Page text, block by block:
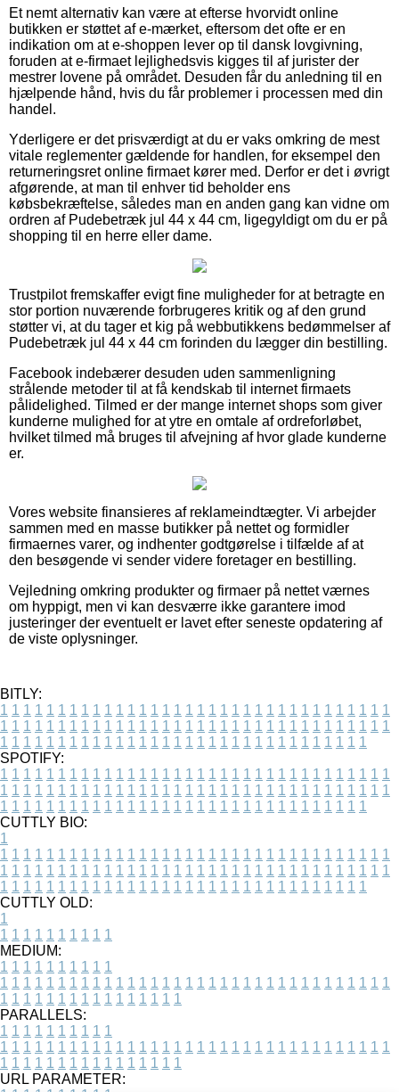
Et nemt alternativ kan være at efterse hvorvidt online
butikken er støttet af e-mærket, eftersom det ofte er en
indikation om at e-shoppen lever op til dansk lovgivning,
foruden at e-firmaet lejlighedsvis kigges til af jurister der
mestrer lovene på området. Desuden får du anledning til en
hjælpende hånd, hvis du får problemer i processen med din
handel.
Yderligere er det prisværdigt at du er vaks omkring de mest
vitale reglementer gældende for handlen, for eksempel den
returneringsret online firmaet kører med. Derfor er det i øvrigt
afgørende, at man til enhver tid beholder ens
købsbekræftelse, således man en anden gang kan vidne om
ordren af Pudebetræk jul 44 x 44 cm, ligegyldigt om du er på
shopping til en herre eller dame.
Trustpilot fremskaffer evigt fine muligheder for at betragte en
stor portion nuværende forbrugeres kritik og af den grund
støtter vi, at du tager et kig på webbutikkens bedømmelser af
Pudebetræk jul 44 x 44 cm forinden du lægger din bestilling.
Facebook indebærer desuden uden sammenligning
strålende metoder til at få kendskab til internet firmaets
pålidelighed. Tilmed er der mange internet shops som giver
kunderne mulighed for at ytre en omtale af ordreforløbet,
hvilket tilmed må bruges til afvejning af hvor glade kunderne
er.
Vores website finansieres af reklameindtægter. Vi arbejder
sammen med en masse butikker på nettet og formidler
firmaernes varer, og indhenter godtgørelse i tilfælde af at
den besøgende vi sender videre foretager en bestilling.
Vejledning omkring produkter og firmaer på nettet værnes
om hyppigt, men vi kan desværre ikke garantere imod
justeringer der eventuelt er lavet efter seneste opdatering af
de viste oplysninger.
BITLY:
1 1 1 1 1 1 1 1 1 1 1 1 1 1 1 1 1 1 1 1 1 1 1 1 1 1 1 1 1 1 1 1 1 1
1 1 1 1 1 1 1 1 1 1 1 1 1 1 1 1 1 1 1 1 1 1 1 1 1 1 1 1 1 1 1 1 1 1
1 1 1 1 1 1 1 1 1 1 1 1 1 1 1 1 1 1 1 1 1 1 1 1 1 1 1 1 1 1 1 1
SPOTIFY:
1 1 1 1 1 1 1 1 1 1 1 1 1 1 1 1 1 1 1 1 1 1 1 1 1 1 1 1 1 1 1 1 1 1
1 1 1 1 1 1 1 1 1 1 1 1 1 1 1 1 1 1 1 1 1 1 1 1 1 1 1 1 1 1 1 1 1 1
1 1 1 1 1 1 1 1 1 1 1 1 1 1 1 1 1 1 1 1 1 1 1 1 1 1 1 1 1 1 1 1
CUTTLY BIO:
1
1 1 1 1 1 1 1 1 1 1 1 1 1 1 1 1 1 1 1 1 1 1 1 1 1 1 1 1 1 1 1 1 1 1
1 1 1 1 1 1 1 1 1 1 1 1 1 1 1 1 1 1 1 1 1 1 1 1 1 1 1 1 1 1 1 1 1 1
1 1 1 1 1 1 1 1 1 1 1 1 1 1 1 1 1 1 1 1 1 1 1 1 1 1 1 1 1 1 1 1
CUTTLY OLD:
1
1 1 1 1 1 1 1 1 1 1
MEDIUM:
1 1 1 1 1 1 1 1 1 1
1 1 1 1 1 1 1 1 1 1 1 1 1 1 1 1 1 1 1 1 1 1 1 1 1 1 1 1 1 1 1 1 1 1
1 1 1 1 1 1 1 1 1 1 1 1 1 1 1 1
PARALLELS:
1 1 1 1 1 1 1 1 1 1
1 1 1 1 1 1 1 1 1 1 1 1 1 1 1 1 1 1 1 1 1 1 1 1 1 1 1 1 1 1 1 1 1 1
1 1 1 1 1 1 1 1 1 1 1 1 1 1 1 1
URL PARAMETER: